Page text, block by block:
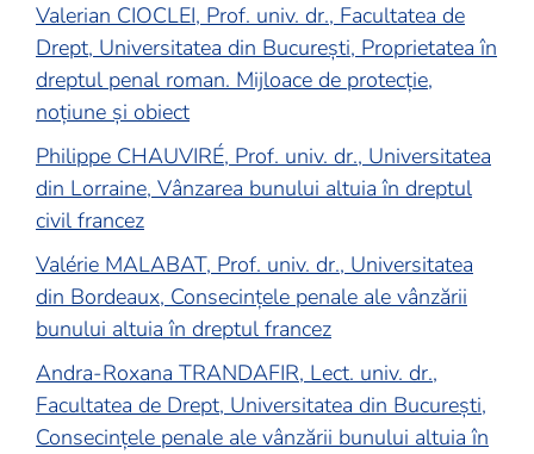
Valerian CIOCLEI, Prof. univ. dr., Facultatea de
Drept, Universitatea din București, Proprietatea în
dreptul penal roman. Mijloace de protecție,
noțiune și obiect
Philippe CHAUVIRÉ, Prof. univ. dr., Universitatea
din Lorraine, Vânzarea bunului altuia în dreptul
civil francez
Valérie MALABAT, Prof. univ. dr., Universitatea
din Bordeaux, Consecințele penale ale vânzării
bunului altuia în dreptul francez
Andra-Roxana TRANDAFIR, Lect. univ. dr.,
Facultatea de Drept, Universitatea din București,
Consecințele penale ale vânzării bunului altuia în